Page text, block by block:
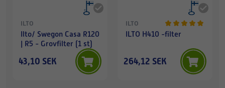
ILTO
Ilto/ Swegon Casa R120
| R5 - Grovfilter (1 st)
43,10 SEK
ILTO
ILTO H410 -filter
264,12 SEK